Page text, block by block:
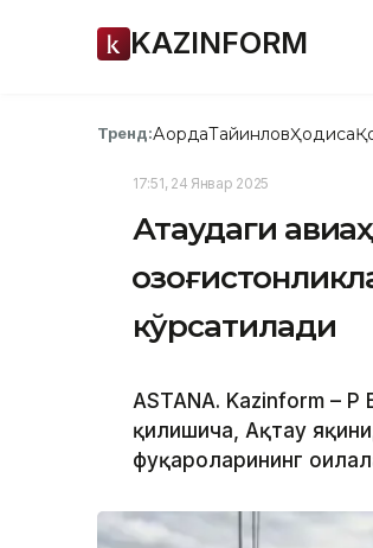
KAZINFORM
Тренд:АқордаТайинловҲодиса
17:51, 24 Январ 2025
Ақтаудаги
кўрсатилади
ASTANA. Kazinform –
қилишича, Ақтау
фуқароларининг